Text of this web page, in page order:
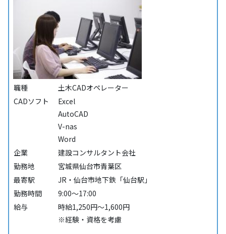
職種
土木CADオペレーター
CADソフト
Excel
AutoCAD
V-nas
Word
企業
建設コンサルタント会社
勤務地
宮城県仙台市青葉区
最寄駅
JR・仙台市地下鉄「仙台駅」
勤務時間
9:00～17:00
給与
時給1,250円～1,600円
※経験・資格を考慮